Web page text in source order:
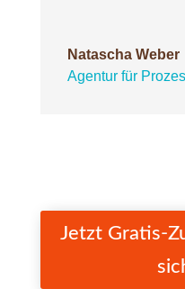
Natascha Weber
Agentur für
Jetzt Gratis-